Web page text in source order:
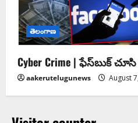
తెలంగాణ
Cyber Crime | ఫేస్‌బుక్‌
aakerutelugunews August